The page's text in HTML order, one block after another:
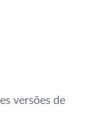
versões de